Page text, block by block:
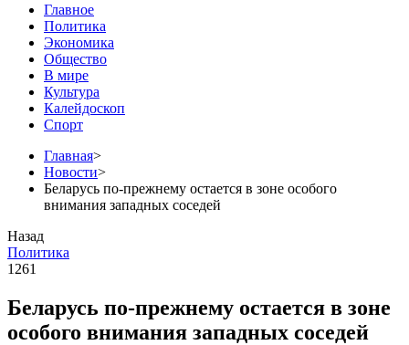
Главное
Политика
Экономика
Общество
В мире
Культура
Калейдоскоп
Спорт
Главная>
Новости>
Беларусь по-прежнему остается в зоне особого
внимания западных соседей
Назад
Политика
1261
Беларусь по-прежнему остается в зоне
особого внимания западных соседей